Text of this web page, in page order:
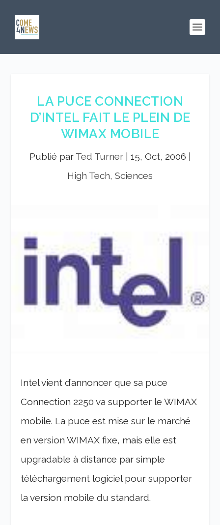
LA PUCE CONNECTION
D’INTEL FAIT LE PLEIN DE
WIMAX MOBILE
Publié par Ted Turner| 15, Oct, 2006
High Tech, Sciences
Intel vient d’annoncer que sa puce
Connection 2250 va supporter le WIMAX
mobile. La puce est mise sur le marché
en version WIMAX fixe, mais elle est
upgradable à distance par simple
téléchargement logiciel pour supporter
la version mobile du standard.